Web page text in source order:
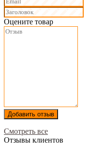
Оцените товар
Добавить отзыв
Смотреть все
Отзывы клиентов